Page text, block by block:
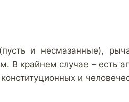
и несмазанные),
В крайнем случае – есть
и